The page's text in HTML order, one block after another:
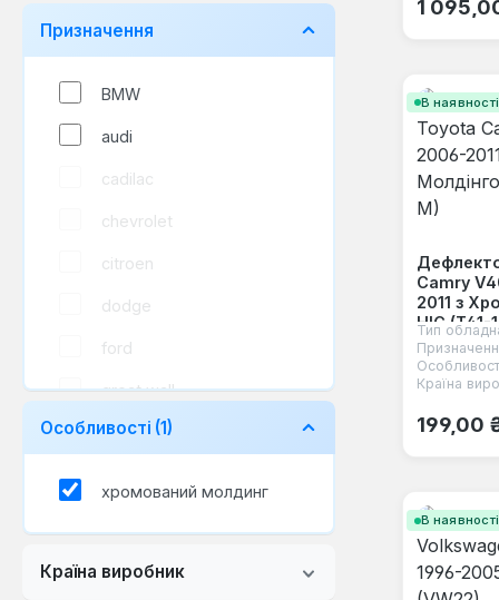
Призначення
BMW
audi
cadilac
chevrolet
citroen
dodge
ford
great wall
honda
Особливості (1)
хромований молдинг
Країна виробник
1
В наявності
Camry
2011 з
HIC (T41-
Тип
Країна
199,00
В наявності